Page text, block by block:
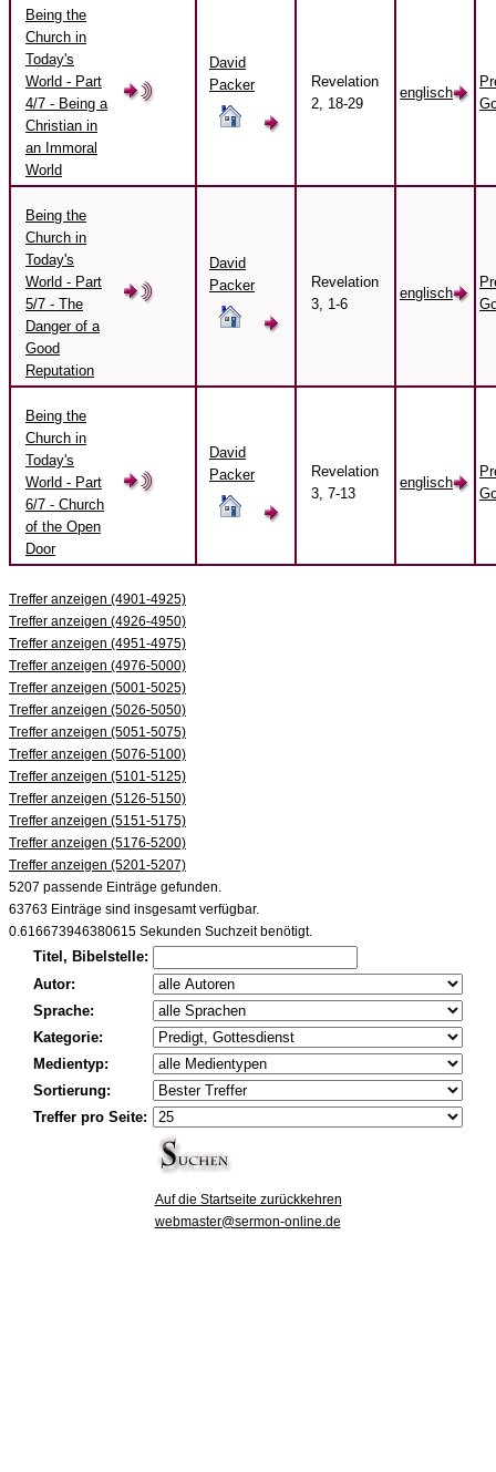
Being the
Church in
Today's
World - Part
4/7 - Being a
Christian in
an Immoral
World
David
Packer
Revelation
2, 18-29
englisch
Being the
Church in
Today's
World - Part
5/7 - The
Danger of a
Good
Reputation
David
Packer
Revelation
3, 1-6
englisch
Being the
Church in
Today's
World - Part
6/7 - Church
of the Open
Door
David
Packer
Revelation
3, 7-13
englisch
Treffer anzeigen (4901-4925)
Treffer anzeigen (4926-4950)
Treffer anzeigen (4951-4975)
Treffer anzeigen (4976-5000)
Treffer anzeigen (5001-5025)
Treffer anzeigen (5026-5050)
Treffer anzeigen (5051-5075)
Treffer anzeigen (5076-5100)
Treffer anzeigen (5101-5125)
Treffer anzeigen (5126-5150)
Treffer anzeigen (5151-5175)
Treffer anzeigen (5176-5200)
Treffer anzeigen (5201-5207)
5207 passende Einträge gefunden.
63763 Einträge sind insgesamt verfügbar.
0.616673946380615 Sekunden Suchzeit benötigt.
Titel, Bibelstelle:
Autor:
Sprache:
Kategorie:
Medientyp:
Sortierung:
Treffer pro Seite:
Auf die Startseite zurückkehren
webmaster@sermon-online.de